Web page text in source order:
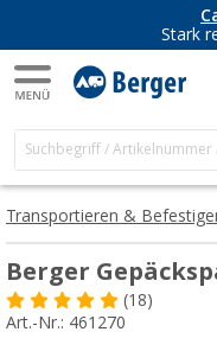
Stark
Transportieren &
Berger
(18)
Art.-Nr.: 461270